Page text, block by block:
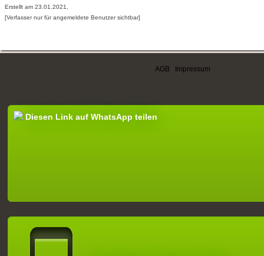
Erstellt am 23.01.2021,
[Verfasser nur für angemeldete Benutzer sichtbar]
AGB Impressum
Diesen Link auf WhatsApp teilen